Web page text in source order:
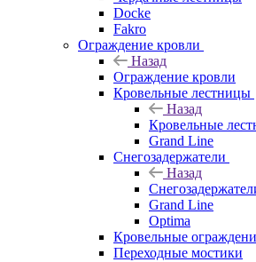
Docke
Fakro
Ограждение кровли
Назад
Ограждение кровли
Кровельные лестницы
Назад
Кровельные
Grand Line
Снегозадержатели
Назад
Grand Line
Optima
Кровельные
Переходные мостики